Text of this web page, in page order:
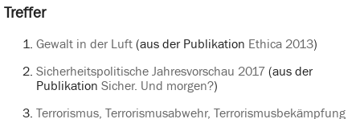
Treffer
Gewalt in der Luft(aus der Publikation Ethica 2013)
Sicherheitspolitische Jahresvorschau 2017(aus der
Publikation Sicher. Und morgen?)
Terrorismus, Terrorismusabwehr, Terrorismusbekämpfung